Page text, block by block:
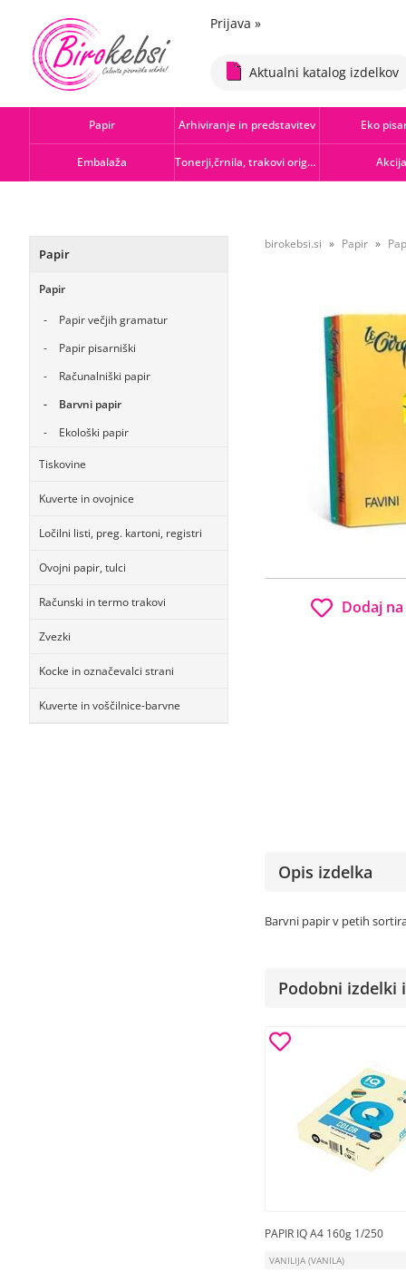
Prijava »
Aktualni katalog izdelkov
Papir Arhiviranje in predstavitev Eko
Embalaža Tonerji,črnila, trakovi orig.-rec. Akcija
Papir
Papir
Papir večjih gramatur
Papir pisarniški
Računalniški papir
Barvni papir
Ekološki papir
Tiskovine
Kuverte in ovojnice
Ločilni listi, preg. kartoni, registri
Ovojni papir, tulci
Računski in termo trakovi
Zvezki
Kocke in označevalci strani
Kuverte in voščilnice-barvne
birokebsi.si Papir
Dodaj
Opis izdelka
Barvni papir v petih
Podobni izdelki
PAPIR IQ A4 160g 1/250
VANILIJA (VANILA)